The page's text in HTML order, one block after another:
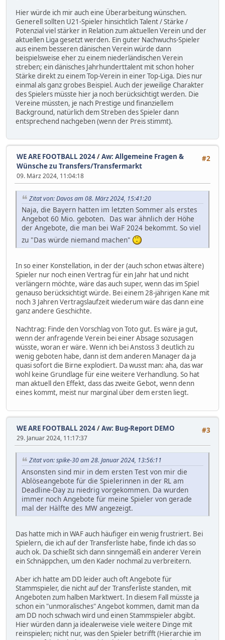
Hier würde ich mir auch eine Überarbeitung wünschen.
Generell sollten U21-Spieler hinsichtlich Talent / Stärke /
Potenzial viel stärker in Relation zum aktuellen Verein und der
aktuellen Liga gesetzt werden. Ein guter Nachwuchs-Spieler
aus einem besseren dänischen Verein würde dann
beispielsweise eher zu einem niederländischen Verein
streben; ein dänisches Jahrhunderttalent mit schon hoher
Stärke direkt zu einem Top-Verein in einer Top-Liga. Dies nur
einmal als ganz grobes Beispiel. Auch der jeweilige Charakter
des Spielers müsste hier ja noch berücksichtigt werden. Die
Vereine müssten, je nach Prestige und finanziellem
Background, natürlich dem Streben des Spieler dann
entsprechend nachgeben (wenn der Preis stimmt).
#2
WE ARE FOOTBALL 2024/Aw: Allgemeine Fragen &
Wünsche zu Transfers/Transfermarkt
09. März 2024, 11:04:18
Zitat von: Davos am 08. März 2024, 15:41:20
Naja, die Bayern hatten im letzten Sommer als erstes
Angebot 60 Mio. geboten. Das war ähnlich der Höhe
der Angebote, die man bei WaF 2024 bekommt. So viel
zu "Das würde niemand machen"
In so einer Konstellation, in der der (auch schon etwas ältere)
Spieler nur noch einen Vertrag für ein Jahr hat und nicht
verlängern möchte, wäre das auch super, wenn das im Spiel
genauso berücksichtigt würde. Bei einem 28-jährigen Kane mit
noch 3 Jahren Vertragslaufzeit wiederum wäre das dann eine
ganz andere Geschichte.
Nachtrag: Finde den Vorschlag von Toto gut. Es wäre ja gut,
wenn der anfragende Verein bei einer Absage sozusagen
wüsste, woran er wäre. Wenn ich bei Anstoss 3 deutlich zu
wenig geboten habe, dann ist dem anderen Manager da ja
quasi sofort die Birne explodiert. Da wusst man: aha, das war
wohl keine Grundlage für eine weitere Verhandlung. So hat
man aktuell den Effekt, dass das zweite Gebot, wenn denn
eines kommt, meist nur marginal über dem ersten liegt.
#3
WE ARE FOOTBALL 2024/Aw: Bug-Report DEMO
29. Januar 2024, 11:17:37
Zitat von: spike-30 am 28. Januar 2024, 13:56:11
Ansonsten sind mir in dem ersten Test von mir die
Ablöseangebote für die Spielerinnen in der RL am
Deadline-Day zu niedrig vorgekommen. Da wurden
immer noch Angebote für meine Spieler von gerade
mal der Hälfte des MW angezeigt.
Das hatte mich in WAF auch häufiger ein wenig frustriert. Bei
Spielern, die ich auf der Transferliste habe, finde ich das so
auch ok. Da schießt sich dann sinngemäß ein anderer Verein
ein Schnäppchen, um den Kader nochmal zu verbreitern.
Aber ich hatte am DD leider auch oft Angebote für
Stammspieler, die nicht auf der Transferliste standen, mit
Angeboten zum halben Marktwert. In diesem Fall müsste ja
schon ein "unmoralisches" Angebot kommen, damit man da
am DD noch schwach wird und einen Stammspieler abgibt.
Hier würden dann ja idealerweise viele weitere Dinge mit
reinspielen; nicht nur, was den Spieler betrifft (Hierarchie im